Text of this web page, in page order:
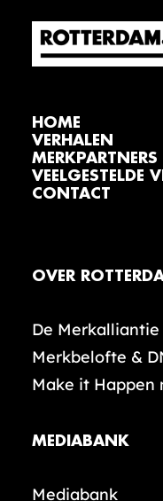
HOME
VERHALEN
MERKPARTNERS
VEELGESTELDE
CONTACT
OVER
De Merkalliantie
Merkbelofte &
Make it
MEDIABANK
Mediabank